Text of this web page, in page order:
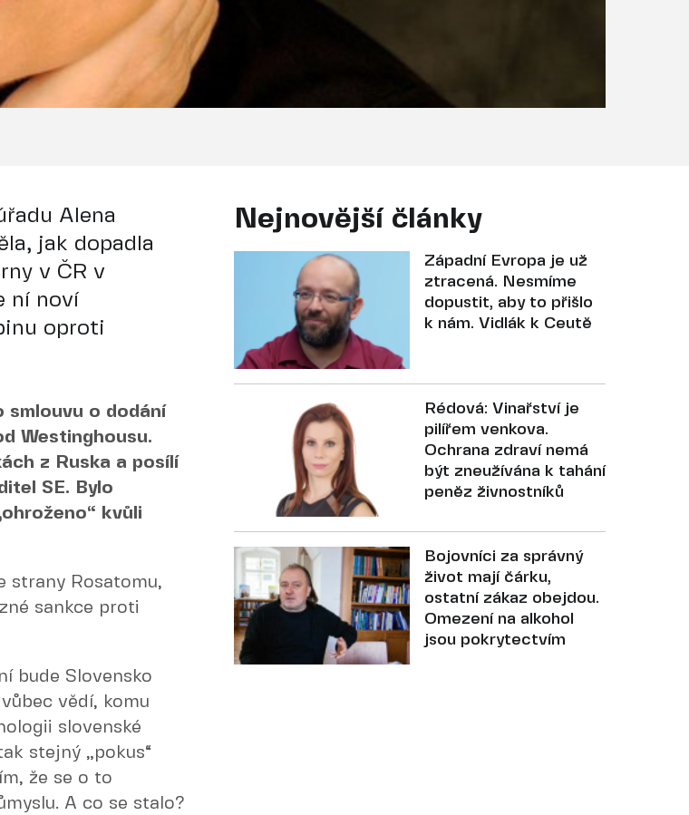
Alena
jak dopadla
v ČR v
ní noví
oproti
smlouvu o dodání
Westinghousu.
z Ruska a posílí
SE. Bylo
kvůli
strany Rosatomu,
sankce proti
bude Slovensko
vědí, komu
slovenské
stejný „pokus“
že se o to
A co se stalo?
Nejnovější články
Západní Evropa je už
ztracená. Nesmíme
dopustit, aby to přišlo
k nám. Vidlák k Ceutě
Rédová: Vinařství je
pilířem venkova.
Ochrana zdraví nemá
být zneužívána k tahání
peněz živnostníků
Bojovníci za správný
život mají čárku,
ostatní zákaz obejdou.
Omezení na alkohol
jsou pokrytectvím